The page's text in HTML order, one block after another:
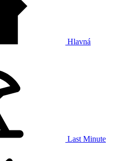
Hlavná
Last Minute